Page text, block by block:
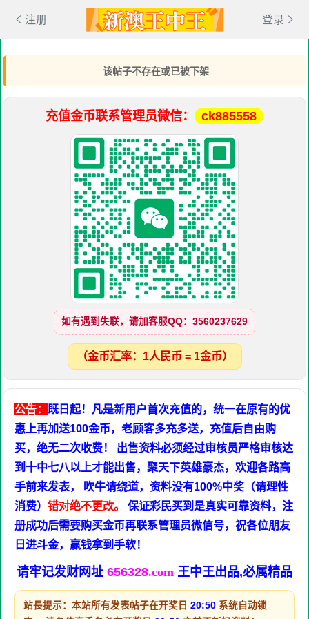
注册 登录
该帖子不存在或已被下架
充值金币联系管理员微信： ck885558
如有遇到失联，请加客服QQ：3560237629
（金币汇率：1人民币 = 1金币）
公告： 既日起！凡是新用户首次充值的，统一在原有的优
惠上再加送100金币，老顾客多充多送，充值后自由购
买，绝无二次收费！ 出售资料必须经过审核员严格审核达
到十中七八以上才能出售，聚天下英雄豪杰，欢迎各路高
手前来发表， 吹牛请绕道，资料没有100%中奖（请理性
消费） 错对绝不更改。
保证彩民买到是真实可靠资料，注
册成功后需要购买金币再联系管理员微信号，祝各位朋友
日进斗金，赢钱拿到手软！
请牢记发财网址 656328.com 王中王出品,必属精品
站長提示：本站所有发表帖子在开奖日 20:50 系统自动锁